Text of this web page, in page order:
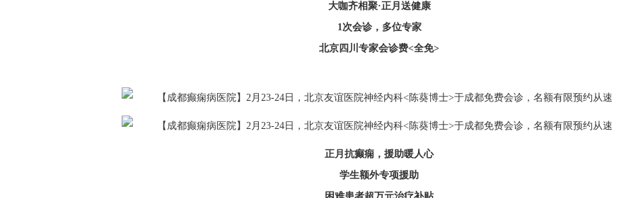
大咖齐相聚·正月送健康
1次会诊，多位专家
北京四川专家会诊费<全免>
正月抗癫痫，援助暖人心
学生额外专项援助